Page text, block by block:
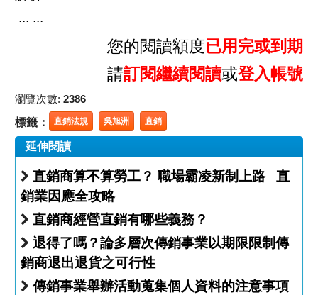
... ...
您的閱讀額度已用完或到期
請訂閱繼續閱讀或登入帳號
瀏覽次數: 2386
標籤： 直銷法規 吳旭洲 直銷
延伸閱讀
直銷商算不算勞工？ 職場霸凌新制上路 直
銷業因應全攻略
直銷商經營直銷有哪些義務？
退得了嗎？論多層次傳銷事業以期限限制傳
銷商退出退貨之可行性
傳銷事業舉辦活動蒐集個人資料的注意事項